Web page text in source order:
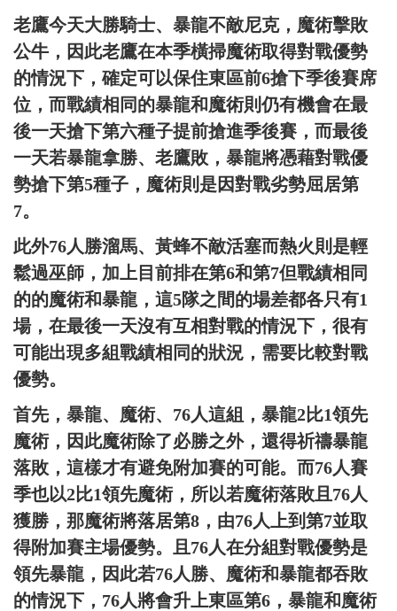
老鷹今天大勝騎士、暴龍不敵尼克，魔術擊敗
公牛，因此老鷹在本季橫掃魔術取得對戰優勢
的情況下，確定可以保住東區前6搶下季後賽席
位，而戰績相同的暴龍和魔術則仍有機會在最
後一天搶下第六種子提前搶進季後賽，而最後
一天若暴龍拿勝、老鷹敗，暴龍將憑藉對戰優
勢搶下第5種子，魔術則是因對戰劣勢屈居第
7。
此外76人勝溜馬、黃蜂不敵活塞而熱火則是輕
鬆過巫師，加上目前排在第6和第7但戰績相同
的的魔術和暴龍，這5隊之間的場差都各只有1
場，在最後一天沒有互相對戰的情況下，很有
可能出現多組戰績相同的狀況，需要比較對戰
優勢。
首先，暴龍、魔術、76人這組，暴龍2比1領先
魔術，因此魔術除了必勝之外，還得祈禱暴龍
落敗，這樣才有避免附加賽的可能。而76人賽
季也以2比1領先魔術，所以若魔術落敗且76人
獲勝，那魔術將落居第8，由76人上到第7並取
得附加賽主場優勢。且76人在分組對戰優勢是
領先暴龍，因此若76人勝、魔術和暴龍都吞敗
的情況下，76人將會升上東區第6，暴龍和魔術